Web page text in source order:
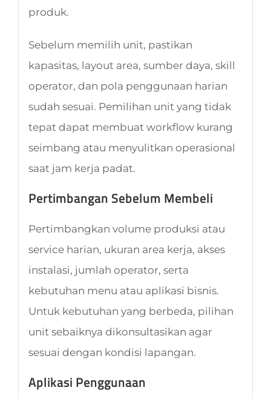
produk.
Sebelum memilih unit, pastikan
kapasitas, layout area, sumber daya, skill
operator, dan pola penggunaan harian
sudah sesuai. Pemilihan unit yang tidak
tepat dapat membuat workflow kurang
seimbang atau menyulitkan operasional
saat jam kerja padat.
Pertimbangan Sebelum Membeli
Pertimbangkan volume produksi atau
service harian, ukuran area kerja, akses
instalasi, jumlah operator, serta
kebutuhan menu atau aplikasi bisnis.
Untuk kebutuhan yang berbeda, pilihan
unit sebaiknya dikonsultasikan agar
sesuai dengan kondisi lapangan.
Aplikasi Penggunaan